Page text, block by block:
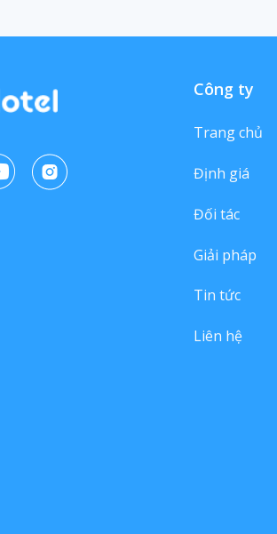
Công ty
Trang chủ
Định giá
Đối tác
Giải pháp
Tin tức
Liên hệ